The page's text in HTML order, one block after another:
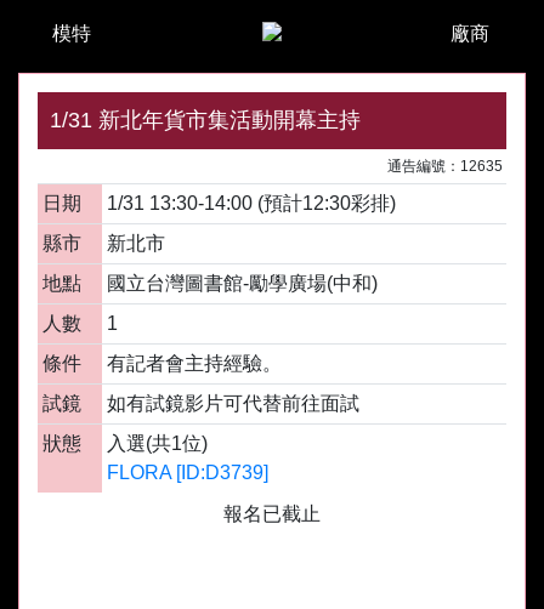
模特 廠商
1/31 新北年貨市集活動開幕主持
通告編號：12635
日期
1/31 13:30-14:00 (預計12:30彩排)
縣市
新北市
地點
國立台灣圖書館-勵學廣場(中和)
人數
1
條件
有記者會主持經驗。
試鏡
如有試鏡影片可代替前往面試
狀態
入選(共1位)
FLORA [ID:D3739]
報名已截止